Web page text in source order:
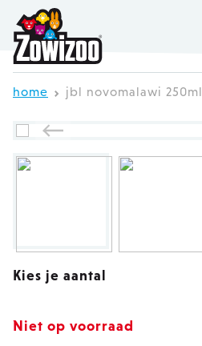
Ga direct door naar de inhoud
home jbl novomalawi 250ml
Kies je aantal
Niet op voorraad